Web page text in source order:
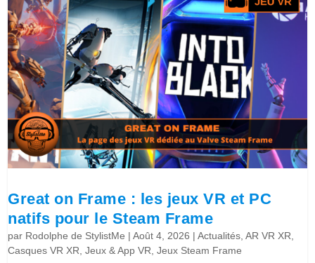
Great on Frame : les jeux VR et PC
natifs pour le Steam Frame
par Rodolphe de StylistMe |Août 4, 2026 |Actualités ,AR VR XR
Casques VR XR ,Jeux & App VR ,Jeux Steam Frame